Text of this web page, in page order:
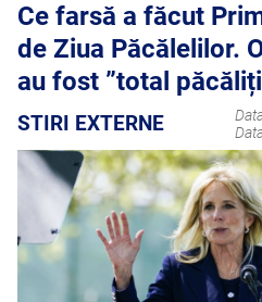
Ce farsă a făcut
de Ziua Păcălelilor.
au fost ”total
STIRI EXTERNE